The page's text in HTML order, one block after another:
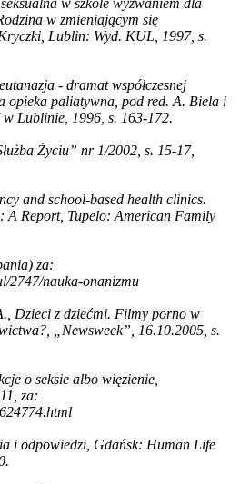
w zmieniającym się
Lublin: Wyd. KUL, 1997, s.
- dramat współczesnej
paliatywna, pod red. A. Biela i
Lublinie, 1996, s. 163-172.
Życiu” nr 1/2002, s. 15-17,
and school-based health clinics.
A Report, Tupelo: American Family
za:
2747/nauka-onanizmu
Dzieci z dziećmi. Filmy porno w
„Newsweek”, 16.10.2005, s.
o seksie albo więzienie,
za:
i odpowiedzi, Gdańsk: Human Life